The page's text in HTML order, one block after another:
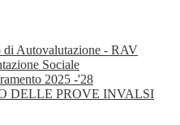
di Autovalutazione - RAV
Sociale
2025 -'28
DELLE PROVE INVALSI